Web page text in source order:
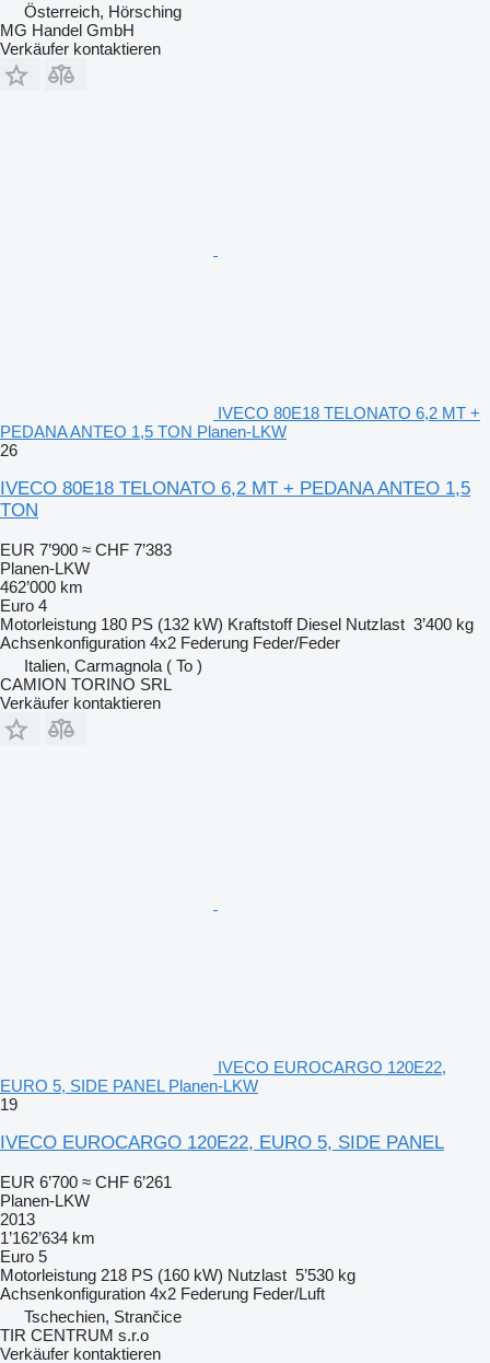
Österreich, Hörsching
MG Handel GmbH
Verkäufer kontaktieren
IVECO 80E18 TELONATO 6,2 MT +
PEDANA ANTEO 1,5 TON Planen-LKW
26
IVECO 80E18 TELONATO 6,2 MT + PEDANA ANTEO 1,5
TON
EUR 7’900 ≈ CHF 7’383
Planen-LKW
462’000 km
Euro 4
Motorleistung 180 PS (132 kW) Kraftstoff Diesel Nutzlast 3’400 kg
Achsenkonfiguration 4x2 Federung Feder/Feder
Italien, Carmagnola ( To )
CAMION TORINO SRL
Verkäufer kontaktieren
IVECO EUROCARGO 120E22,
EURO 5, SIDE PANEL Planen-LKW
19
IVECO EUROCARGO 120E22, EURO 5, SIDE PANEL
EUR 6’700 ≈ CHF 6’261
Planen-LKW
2013
1’162’634 km
Euro 5
Motorleistung 218 PS (160 kW) Nutzlast 5’530 kg
Achsenkonfiguration 4x2 Federung Feder/Luft
Tschechien, Strančice
TIR CENTRUM s.r.o
Verkäufer kontaktieren